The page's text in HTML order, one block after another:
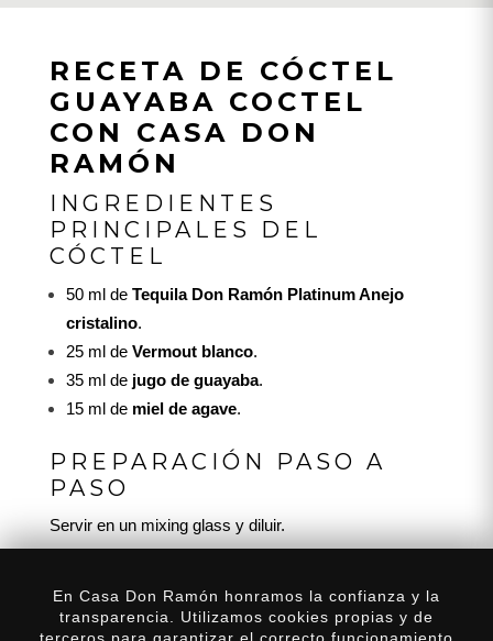
RECETA DE CÓCTEL
GUAYABA COCTEL
CON CASA DON
RAMÓN
INGREDIENTES
PRINCIPALES DEL
CÓCTEL
50 ml de Tequila Don Ramón Platinum Anejo
cristalino.
25 ml de Vermout blanco.
35 ml de jugo de guayaba.
15 ml de miel de agave.
PREPARACIÓN PASO A
PASO
Servir en un mixing glass y diluir.
En Casa Don Ramón honramos la confianza y la
transparencia. Utilizamos cookies propias y de